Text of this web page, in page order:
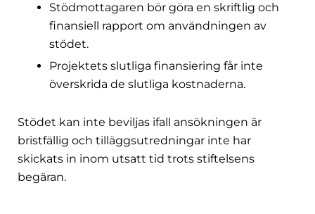
Stödmottagaren bör göra en skriftlig och
finansiell rapport om användningen av
stödet.
Projektets slutliga finansiering får inte
överskrida de slutliga kostnaderna.
Stödet kan inte beviljas ifall ansökningen är
bristfällig och tilläggsutredningar inte har
skickats in inom utsatt tid trots stiftelsens
begäran.